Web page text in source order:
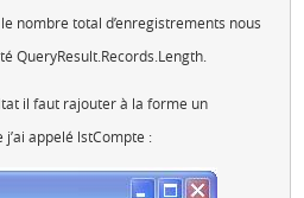
nombre total d’enregistrements nous
QueryResult.Records.Length.
il faut rajouter à la forme un
appelé lstCompte :